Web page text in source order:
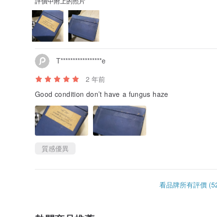
T*****************e
2 年前
Good condition don’t have a fungus haze
質感優異
看品牌所有評價